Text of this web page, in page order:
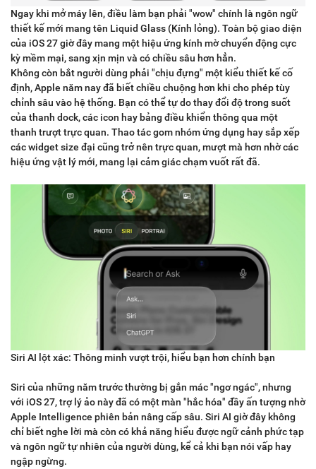
Ngay khi mở máy lên, điều làm bạn phải "wow" chính là ngôn ngữ
thiết kế mới mang tên Liquid Glass (Kính lỏng). Toàn bộ giao diện
của iOS 27 giờ đây mang một hiệu ứng kính mờ chuyển động cực
kỳ mềm mại, sang xịn mịn và có chiều sâu hơn hẳn.
Không còn bắt người dùng phải "chịu đựng" một kiểu thiết kế cố
định, Apple năm nay đã biết chiều chuộng hơn khi cho phép tùy
chỉnh sâu vào hệ thống. Bạn có thể tự do thay đổi độ trong suốt
của thanh dock, các icon hay bảng điều khiển thông qua một
thanh trượt trực quan. Thao tác gom nhóm ứng dụng hay sắp xếp
các widget size đại cũng trở nên trực quan, mượt mà hơn nhờ các
hiệu ứng vật lý mới, mang lại cảm giác chạm vuốt rất đã.
Siri AI lột xác: Thông minh vượt trội, hiểu bạn hơn chính bạn
Siri của những năm trước thường bị gắn mác "ngơ ngác", nhưng
với iOS 27, trợ lý ảo này đã có một màn "hắc hóa" đầy ấn tượng nhờ
Apple Intelligence phiên bản nâng cấp sâu. Siri AI giờ đây không
chỉ biết nghe lời mà còn có khả năng hiểu được ngữ cảnh phức tạp
và ngôn ngữ tự nhiên của người dùng, kể cả khi bạn nói vấp hay
ngập ngừng.